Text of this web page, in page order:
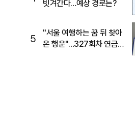
빗겨간다…예상 경로는?
5
"서울 여행하는 꿈 뒤 찾아
온 행운"…327회차 연금